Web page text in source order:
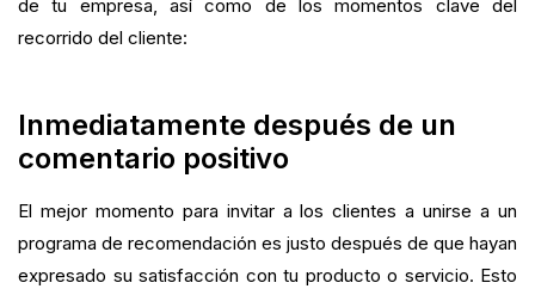
de tu empresa, así como de los momentos clave del
recorrido del cliente:
Inmediatamente después de un
comentario positivo
El mejor momento para invitar a los clientes a unirse a un
programa de recomendación es justo después de que hayan
expresado su satisfacción con tu producto o servicio. Esto